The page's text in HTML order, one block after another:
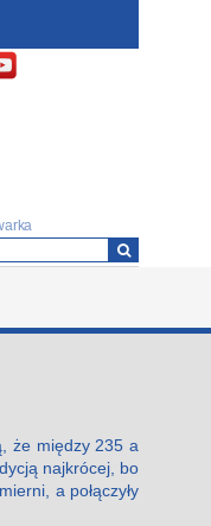
że między 235 a
najkrócej, bo
a połączyły